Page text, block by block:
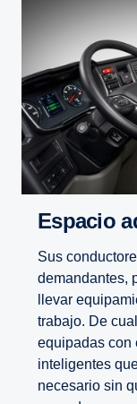
Espacio
Sus
demandantes,
llevar
trabajo. De
equipadas con
inteligentes
necesario sin